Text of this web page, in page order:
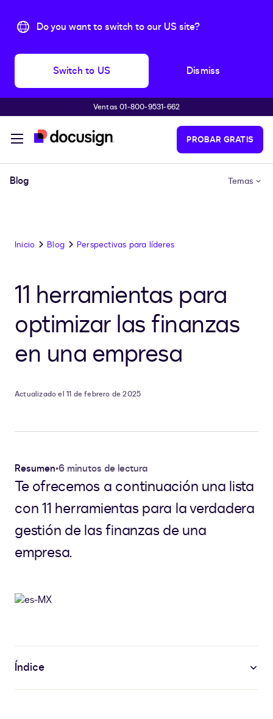
Do you want to switch to our US site?
Switch to US Dismiss
Accede al contenido principalVentas 01-800-9531-662
PROBAR GRATIS
Blog Temas
Inicio Blog Perspectivas para líderes
11 herramientas para
optimizar las finanzas
en una empresa
Actualizado el 11 de febrero de 2025
Resumen•6 minutos de lectura
Te ofrecemos a continuación una lista
con 11 herramientas para la verdadera
gestión de las finanzas de una
empresa.
Índice